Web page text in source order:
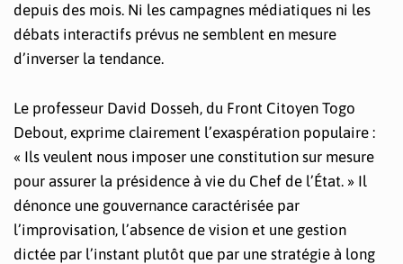
depuis des mois. Ni les campagnes médiatiques ni les
débats interactifs prévus ne semblent en mesure
d’inverser la tendance.
Le professeur David Dosseh, du Front Citoyen Togo
Debout, exprime clairement l’exaspération populaire :
« Ils veulent nous imposer une constitution sur mesure
pour assurer la présidence à vie du Chef de l’État. » Il
dénonce une gouvernance caractérisée par
l’improvisation, l’absence de vision et une gestion
dictée par l’instant plutôt que par une stratégie à long